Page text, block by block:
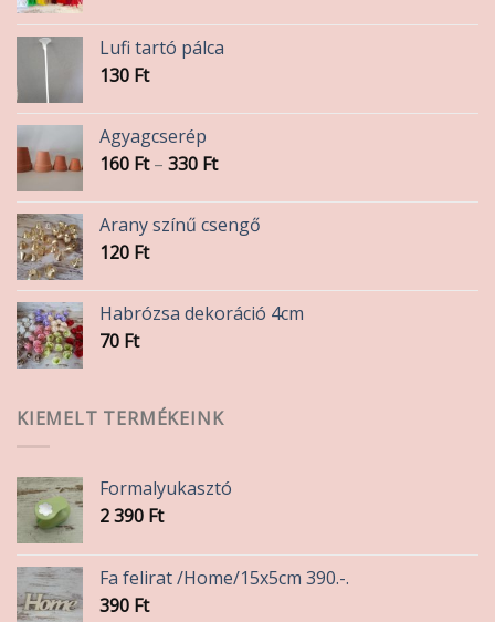
Lufi tartó pálca
130 Ft
Agyagcserép
160 Ft – 330 FtÁrtartomány:
-
330 Ft
Arany színű csengő
120 Ft
Habrózsa dekoráció 4cm
70 Ft
KIEMELT TERMÉKEINK
Formalyukasztó
2 390 Ft
Fa felirat /Home/15x5cm 390.-.
390 Ft